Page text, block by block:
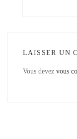
LAISSER UN
Vous devez vous